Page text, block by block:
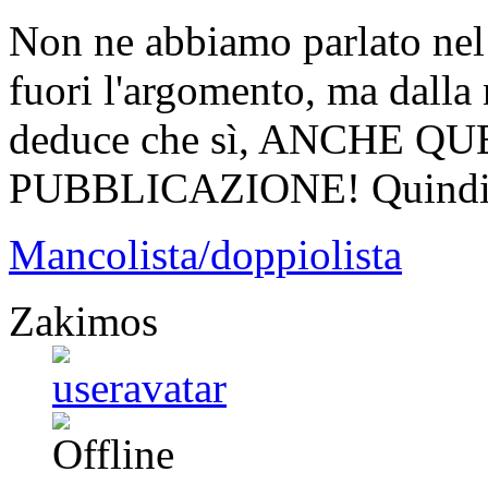
Non ne abbiamo parlato
fuori l'argomento, ma
deduce che sì, ANCHE
PUBBLICAZIONE!
Mancolista/doppiolista
Zakimos